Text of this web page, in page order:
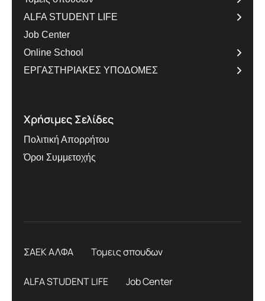
ALFA STUDENT LIFE
Job Center
Online School
ΕΡΓΑΣΤΗΡΙΑΚΕΣ ΥΠΟΔΟΜΕΣ
Χρήσιμες Σελίδες
Πολιτική Απορρήτου
Όροι Συμμετοχής
ΣΑΕΚ ΑΛΦΑ Τομεις σπουδων
ALFA STUDENT LIFE Job Center